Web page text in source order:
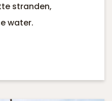
stranden,
water.